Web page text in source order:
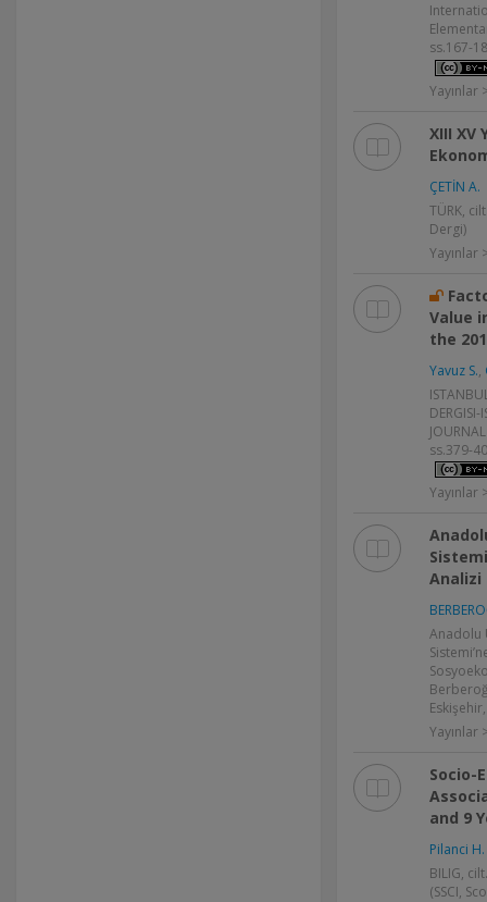
ss.167-
Yayınlar
XIII XV
ÇETİN A.
TÜRK,
Dergi)
Yayınlar
Value
the
Yavuz S.,
DERGISI-
ss.379-
Yayınlar
Analizi
Anadolu
Yayınlar
Socio-
and 9
Pilanci H.
BILIG,
(SSCI,